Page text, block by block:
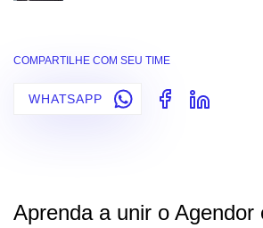
COMPARTILHE COM SEU TIME
WHATSAPP
Aprenda a unir o Agendor